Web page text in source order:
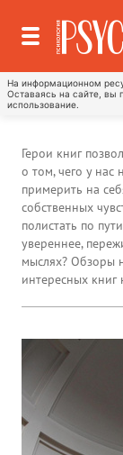
На информационном
Оставаясь на сайте, вы
использование.
Герои книг
о том, чего у нас
примерить на
собственных
полистать по
увереннее,
мыслях? Обзоры
интересных книг